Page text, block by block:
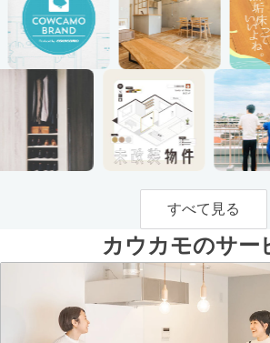
すべて見る
カウカモのサー